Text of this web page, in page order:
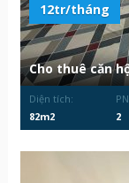
12tr/tháng
Cho thuê căn
Diện tích:
82m2
2